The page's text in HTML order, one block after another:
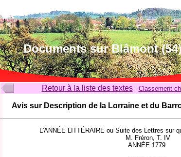
Documents sur Blâmont
Retour à la liste des textes- Classement
Avis sur Description de la Lorraine et du
L'ANNÉE LITTÉRAIRE ou Suite des Lettres sur
M. Fréron, T. IV
ANNÉE 1779.